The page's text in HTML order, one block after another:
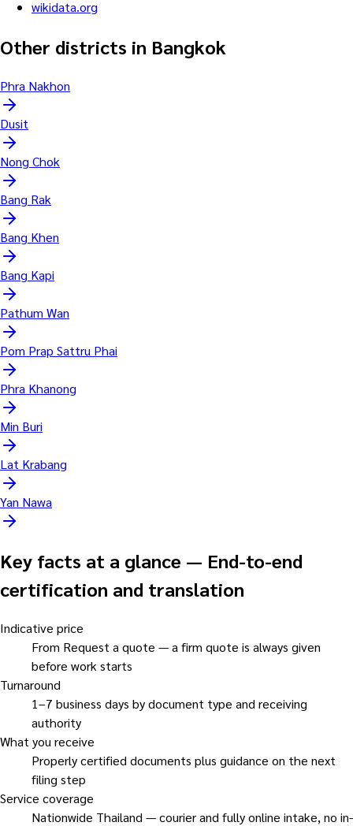
wikidata.org
Other districts in Bangkok
Phra Nakhon
Dusit
Nong Chok
Bang Rak
Bang Khen
Bang Kapi
Pathum Wan
Pom Prap Sattru Phai
Phra Khanong
Min Buri
Lat Krabang
Yan Nawa
Key facts at a glance — End-to-end
certification and translation
Indicative price
From Request a quote — a firm quote is always given
before work starts
Turnaround
1–7 business days by document type and receiving
authority
What you receive
Properly certified documents plus guidance on the next
filing step
Service coverage
Nationwide Thailand — courier and fully online intake, no in-